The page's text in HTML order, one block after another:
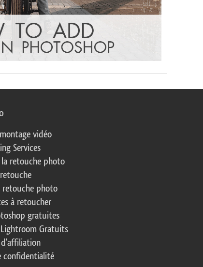
vidéo
Services
la retouche photo
retouche photo
à retoucher
gratuites
Lightroom Gratuits
d'affiliation
confidentialité